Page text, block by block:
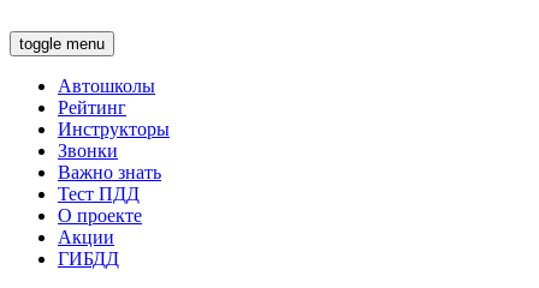
toggle menu
Автошколы
Рейтинг
Инструкторы
Звонки
Важно знать
Тест ПДД
О проекте
Акции
ГИБДД